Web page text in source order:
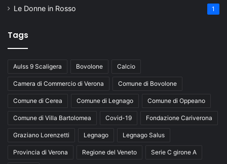
Le Donne in Rosso 1
Tags
Aulss 9 Scaligera Bovolone Calcio
Camera di Commercio di Verona Comune di Bovolone
Comune di Cerea Comune di Legnago Comune di Oppeano
Comune di Villa Bartolomea Covid-19 Fondazione Cariverona
Graziano Lorenzetti Legnago Legnago Salus
Provincia di Verona Regione del Veneto Serie C girone A